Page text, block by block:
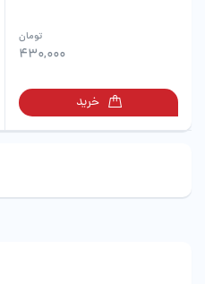
430,000
تومان
خرید